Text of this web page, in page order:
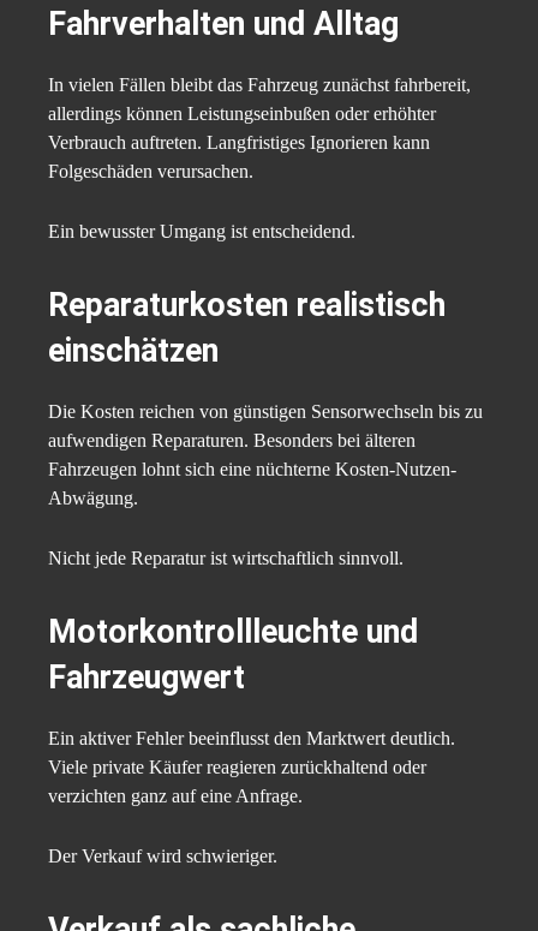
Fahrverhalten und Alltag
In vielen Fällen bleibt das Fahrzeug zunächst fahrbereit,
allerdings können Leistungseinbußen oder erhöhter
Verbrauch auftreten. Langfristiges Ignorieren kann
Folgeschäden verursachen.
Ein bewusster Umgang ist entscheidend.
Reparaturkosten realistisch
einschätzen
Die Kosten reichen von günstigen Sensorwechseln bis zu
aufwendigen Reparaturen. Besonders bei älteren
Fahrzeugen lohnt sich eine nüchterne Kosten-Nutzen-
Abwägung.
Nicht jede Reparatur ist wirtschaftlich sinnvoll.
Motorkontrollleuchte und
Fahrzeugwert
Ein aktiver Fehler beeinflusst den Marktwert deutlich.
Viele private Käufer reagieren zurückhaltend oder
verzichten ganz auf eine Anfrage.
Der Verkauf wird schwieriger.